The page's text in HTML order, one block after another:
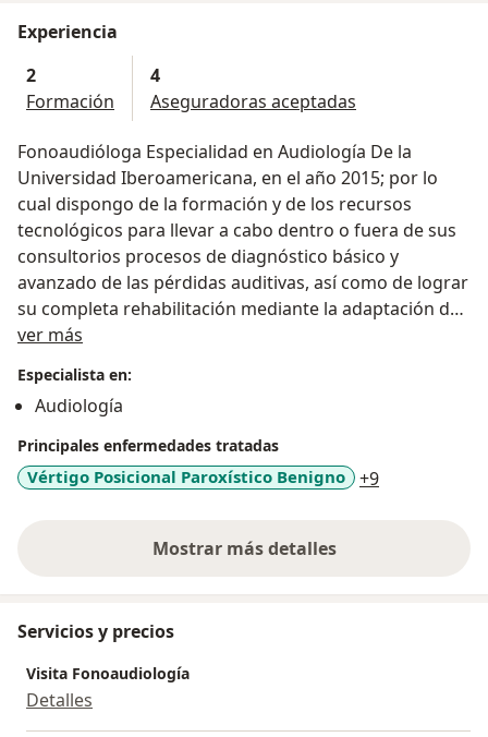
Experiencia
2
Formación
4
Aseguradoras aceptadas
Fonoaudióloga Especialidad en Audiología De la
Universidad Iberoamericana, en el año 2015; por lo
cual dispongo de la formación y de los recursos
tecnológicos para llevar a cabo dentro o fuera de sus
consultorios procesos de diagnóstico básico y
avanzado de las pérdidas auditivas, así como de lograr
su completa rehabilitación mediante la adaptación de
todo tipo de audífonos, prótesis auditivas. Durante los
diagnóstico y la rehabilitación de las personas con
alteraciones del equilibrio.
ver más
Especialista en:
Audiología
Principales enfermedades tratadas
Vértigo Posicional Paroxístico Benigno +9
Mostrar más detalles
sobre la experiencia
Servicios y precios
Visita Fonoaudiología
Detalles